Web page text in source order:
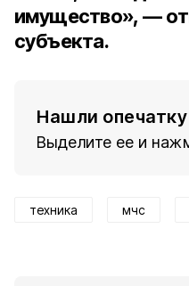
имущество», —
субъекта.
Нашли опечатку
Выделите ее и
техника мчс